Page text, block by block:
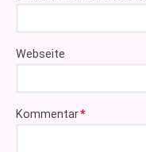
Webseite
Pflichtfeld
Kommentar*